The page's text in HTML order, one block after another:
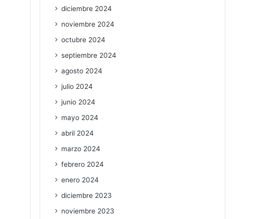
diciembre 2024
noviembre 2024
octubre 2024
septiembre 2024
agosto 2024
julio 2024
junio 2024
mayo 2024
abril 2024
marzo 2024
febrero 2024
enero 2024
diciembre 2023
noviembre 2023